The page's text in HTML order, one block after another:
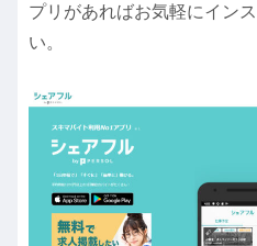
プリがあればお気軽にイン
い。